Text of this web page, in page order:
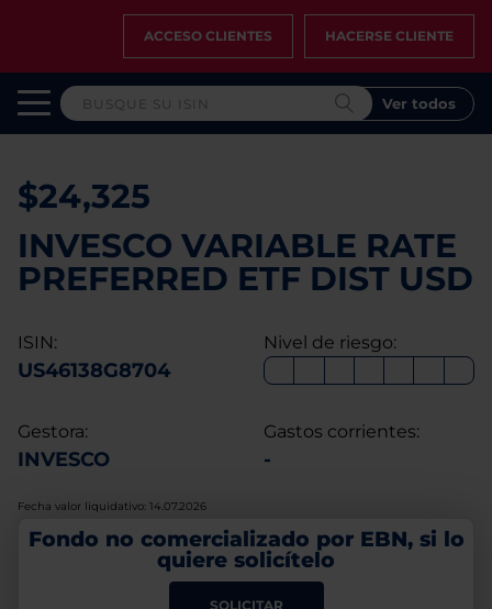
ACCESO CLIENTES HACERSE CLIENTE
Ver todos
$24,325
INVESCO VARIABLE RATE
PREFERRED ETF DIST USD
ISIN:
US46138G8704
Nivel de riesgo:
Gestora:
INVESCO
Gastos corrientes:
-
Fecha valor liquidativo: 14.07.2026
Fondo no comercializado por EBN, si lo
quiere solicítelo
SOLICITAR